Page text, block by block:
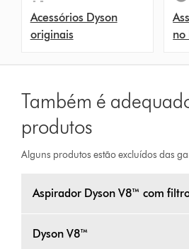
Acessórios Dyson
originais
no
Também é
produtos
Alguns produtos estão excluídos das
Aspirador Dyson V8™ com
Dyson V8™